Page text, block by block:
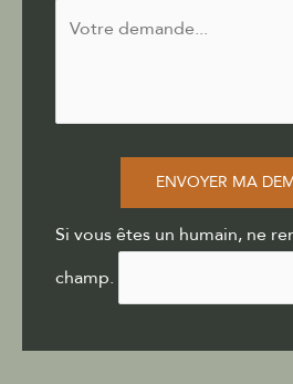
ENVOYER MA
Si vous êtes un humain, ne
champ.